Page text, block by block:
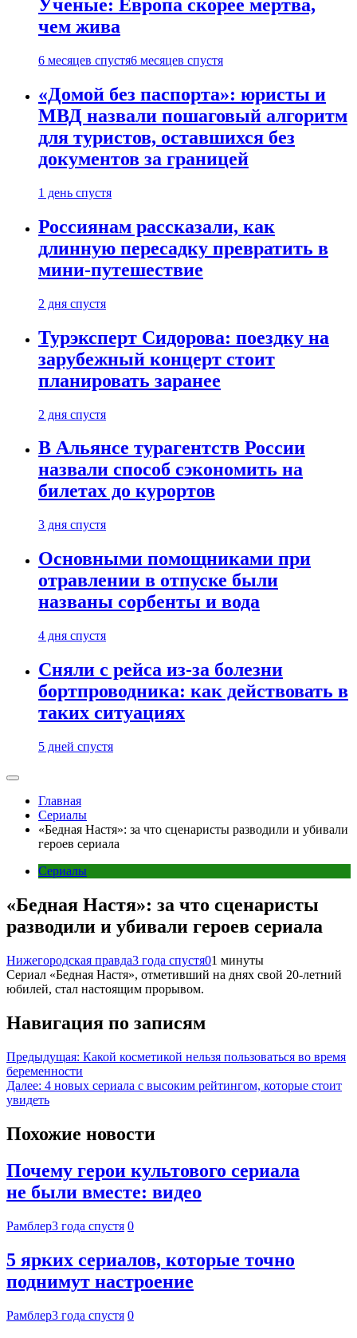
Ученые: Европа скорее мертва,
чем жива
6 месяцев спустя6 месяцев спустя
«Домой без паспорта»: юристы и
МВД назвали пошаговый алгоритм
для туристов, оставшихся без
документов за границей
1 день спустя
Россиянам рассказали, как
длинную пересадку превратить в
мини-путешествие
2 дня спустя
Турэксперт Сидорова: поездку на
зарубежный концерт стоит
планировать заранее
2 дня спустя
В Альянсе турагентств России
назвали способ сэкономить на
билетах до курортов
3 дня спустя
Основными помощниками при
отравлении в отпуске были
названы сорбенты и вода
4 дня спустя
Сняли с рейса из-за болезни
бортпроводника: как действовать в
таких ситуациях
5 дней спустя
Главная
Сериалы
«Бедная Настя»: за что сценаристы разводили и убивали
героев сериала
Сериалы
«Бедная Настя»: за что сценаристы
разводили и убивали героев сериала
Нижегородская правда3 года спустя01 минуты
Сериал «Бедная Настя», отметивший на днях свой 20-летний
юбилей, стал настоящим прорывом.
Навигация по записям
Предыдущая: Какой косметикой нельзя пользоваться во время
беременности
Далее: 4 новых сериала с высоким рейтингом, которые стоит
увидеть
Похожие новости
Почему герои культового сериала
не были вместе: видео
Рамблер3 года спустя 0
5 ярких сериалов, которые точно
поднимут настроение
Рамблер3 года спустя 0